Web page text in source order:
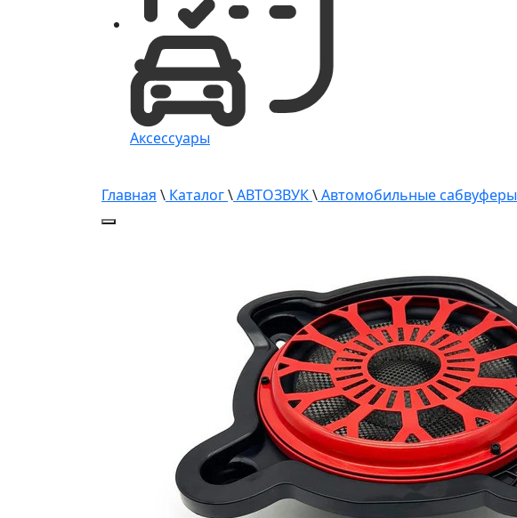
Аксессуары
Главная \ Каталог\АВТОЗВУК\Автомобильные сабвуферы